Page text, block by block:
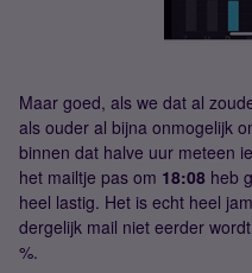
Maar goed, als we dat al
als ouder al bijna onmogelijk
binnen dat halve uur meteen
het mailtje pas om 18:08 heb
heel lastig. Het is echt heel
dergelijk mail niet eerder
%.